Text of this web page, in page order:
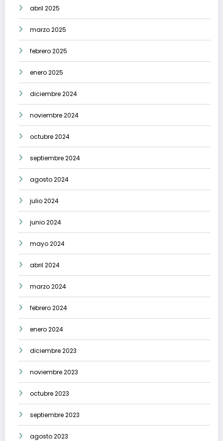
abril 2025
marzo 2025
febrero 2025
enero 2025
diciembre 2024
noviembre 2024
octubre 2024
septiembre 2024
agosto 2024
julio 2024
junio 2024
mayo 2024
abril 2024
marzo 2024
febrero 2024
enero 2024
diciembre 2023
noviembre 2023
octubre 2023
septiembre 2023
agosto 2023